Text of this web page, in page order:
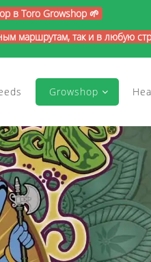
в Toro Growshop 🌱
маршрутам, так и в любую
Growshop